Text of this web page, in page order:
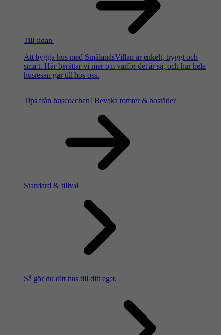
Till sidan
Att bygga hus med SmålandsVillan är enkelt, tryggt och
smart. Här berättar vi mer om varför det är så, och hur hela
husresan går till hos oss.
Tips från huscoachen! Bevaka tomter & bostäder
Standard & tillval
Så gör du ditt hus till ditt eget.